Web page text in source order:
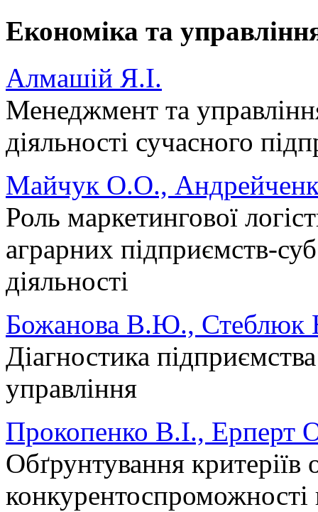
Економіка та
Алмашій Я.І.
Менеджмент та
діяльності сучасного
Майчук О.О.,
Роль маркетингової
аграрних підприємств-
діяльності
Божанова В.Ю., Стеблюк
Діагностика
управління
Прокопенко В.І.,
Обґрунтування критеріїв
конкурентоспроможності